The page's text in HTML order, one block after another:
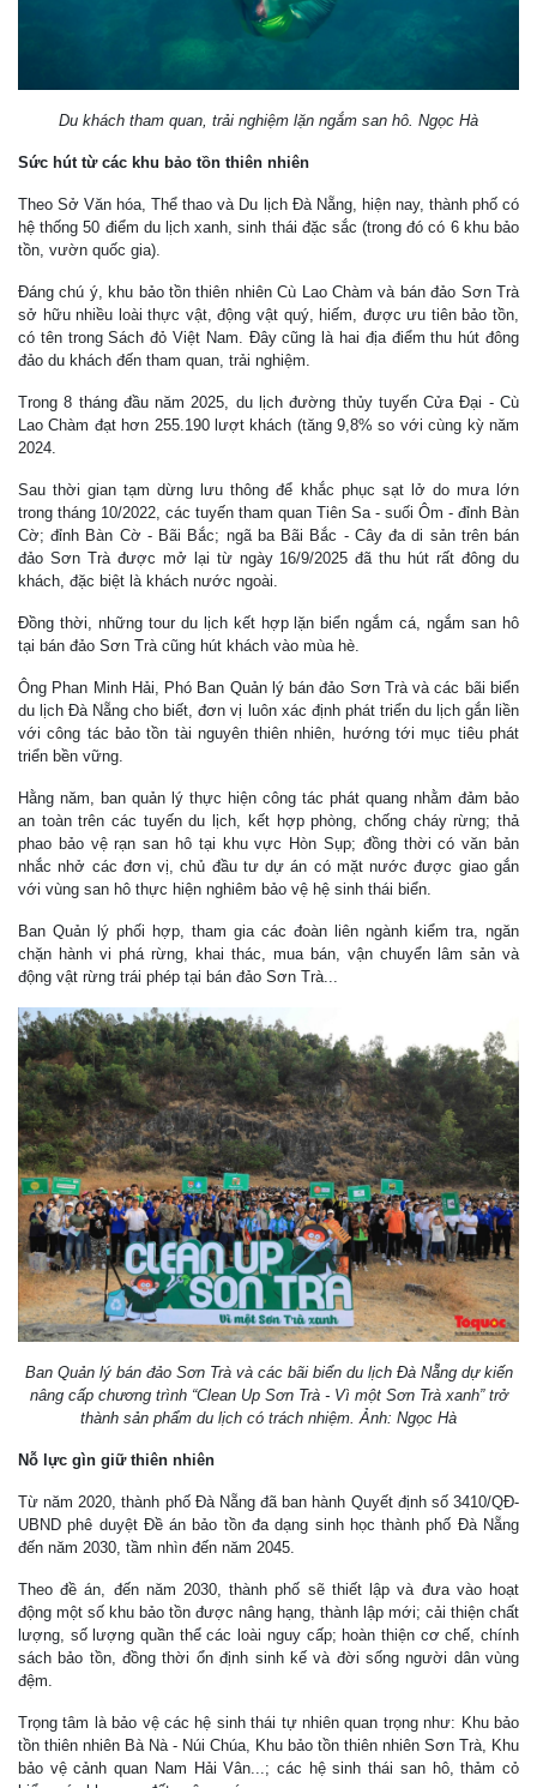
Du khách tham quan, trải nghiệm lặn ngắm san hô. Ngọc Hà
Sức hút từ các khu bảo tồn thiên nhiên
Theo Sở Văn hóa, Thể thao và Du lịch Đà Nẵng, hiện nay, thành phố có
hệ thống 50 điểm du lịch xanh, sinh thái đặc sắc (trong đó có 6 khu bảo
tồn, vườn quốc gia).
Đáng chú ý, khu bảo tồn thiên nhiên Cù Lao Chàm và bán đảo Sơn Trà
sở hữu nhiều loài thực vật, động vật quý, hiếm, được ưu tiên bảo tồn,
có tên trong Sách đỏ Việt Nam. Đây cũng là hai địa điểm thu hút đông
đảo du khách đến tham quan, trải nghiệm.
Trong 8 tháng đầu năm 2025, du lịch đường thủy tuyến Cửa Đại - Cù
Lao Chàm đạt hơn 255.190 lượt khách (tăng 9,8% so với cùng kỳ năm
2024.
Sau thời gian tạm dừng lưu thông để khắc phục sạt lở do mưa lớn
trong tháng 10/2022, các tuyến tham quan Tiên Sa - suối Ôm - đỉnh Bàn
Cờ; đỉnh Bàn Cờ - Bãi Bắc; ngã ba Bãi Bắc - Cây đa di sản trên bán
đảo Sơn Trà được mở lại từ ngày 16/9/2025 đã thu hút rất đông du
khách, đặc biệt là khách nước ngoài.
Đồng thời, những tour du lịch kết hợp lặn biển ngắm cá, ngắm san hô
tại bán đảo Sơn Trà cũng hút khách vào mùa hè.
Ông Phan Minh Hải, Phó Ban Quản lý bán đảo Sơn Trà và các bãi biển
du lịch Đà Nẵng cho biết, đơn vị luôn xác định phát triển du lịch gắn liền
với công tác bảo tồn tài nguyên thiên nhiên, hướng tới mục tiêu phát
triển bền vững.
Hằng năm, ban quản lý thực hiện công tác phát quang nhằm đảm bảo
an toàn trên các tuyến du lịch, kết hợp phòng, chống cháy rừng; thả
phao bảo vệ rạn san hô tại khu vực Hòn Sụp; đồng thời có văn bản
nhắc nhở các đơn vị, chủ đầu tư dự án có mặt nước được giao gắn
với vùng san hô thực hiện nghiêm bảo vệ hệ sinh thái biển.
Ban Quản lý phối hợp, tham gia các đoàn liên ngành kiểm tra, ngăn
chặn hành vi phá rừng, khai thác, mua bán, vận chuyển lâm sản và
động vật rừng trái phép tại bán đảo Sơn Trà...
Ban Quản lý bán đảo Sơn Trà và các bãi biển du lịch Đà Nẵng dự kiến
nâng cấp chương trình “Clean Up Sơn Trà - Vì một Sơn Trà xanh” trở
thành sản phẩm du lịch có trách nhiệm. Ảnh: Ngọc Hà
Nỗ lực gìn giữ thiên nhiên
Từ năm 2020, thành phố Đà Nẵng đã ban hành Quyết định số 3410/QĐ-
UBND phê duyệt Đề án bảo tồn đa dạng sinh học thành phố Đà Nẵng
đến năm 2030, tầm nhìn đến năm 2045.
Theo đề án, đến năm 2030, thành phố sẽ thiết lập và đưa vào hoạt
động một số khu bảo tồn được nâng hạng, thành lập mới; cải thiện chất
lượng, số lượng quần thể các loài nguy cấp; hoàn thiện cơ chế, chính
sách bảo tồn, đồng thời ổn định sinh kế và đời sống người dân vùng
đệm.
Trọng tâm là bảo vệ các hệ sinh thái tự nhiên quan trọng như: Khu bảo
tồn thiên nhiên Bà Nà - Núi Chúa, Khu bảo tồn thiên nhiên Sơn Trà, Khu
bảo vệ cảnh quan Nam Hải Vân...; các hệ sinh thái san hô, thảm cỏ